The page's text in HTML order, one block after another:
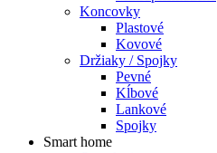
Koncovky
Plastové
Kovové
Držiaky / Spojky
Pevné
Kĺbové
Lankové
Spojky
Smart home